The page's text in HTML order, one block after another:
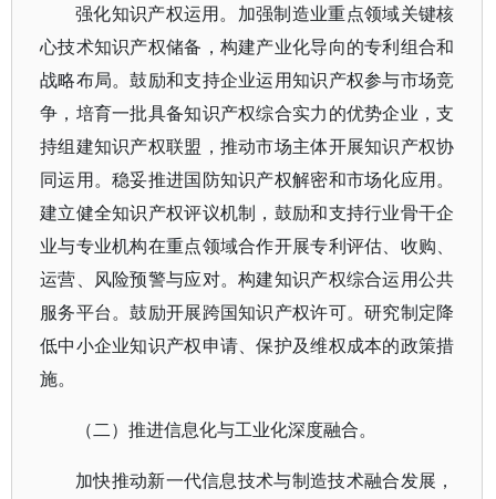
强化知识产权运用。加强制造业重点领域关键核
心技术知识产权储备，构建产业化导向的专利组合和
战略布局。鼓励和支持企业运用知识产权参与市场竞
争，培育一批具备知识产权综合实力的优势企业，支
持组建知识产权联盟，推动市场主体开展知识产权协
同运用。稳妥推进国防知识产权解密和市场化应用。
建立健全知识产权评议机制，鼓励和支持行业骨干企
业与专业机构在重点领域合作开展专利评估、收购、
运营、风险预警与应对。构建知识产权综合运用公共
服务平台。鼓励开展跨国知识产权许可。研究制定降
低中小企业知识产权申请、保护及维权成本的政策措
施。
（二）推进信息化与工业化深度融合。
加快推动新一代信息技术与制造技术融合发展，